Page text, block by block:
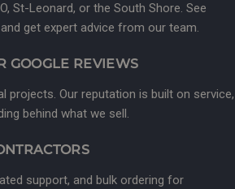
St-Leonard, or the South Shore. See
get expert advice from our team.
GOOGLE REVIEWS
projects. Our reputation is built on service,
behind what we sell.
support, and bulk ordering for